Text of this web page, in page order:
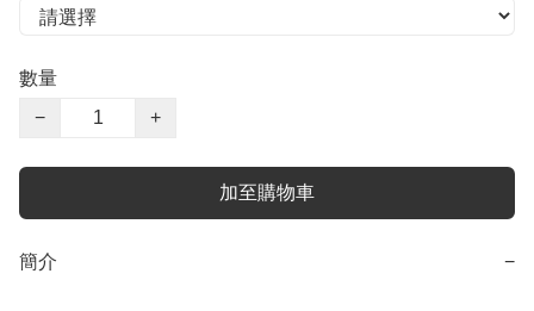
數量
−
+
加至購物車
簡介 −